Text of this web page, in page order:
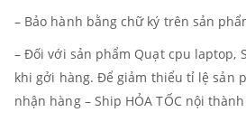
– Bảo hành bằng chữ ký trên sản
– Đối với sản phẩm Quạt cpu laptop,
khi gởi hàng. Để giảm thiểu tỉ lệ sản
nhận hàng – Ship HỎA TỐC nội thành